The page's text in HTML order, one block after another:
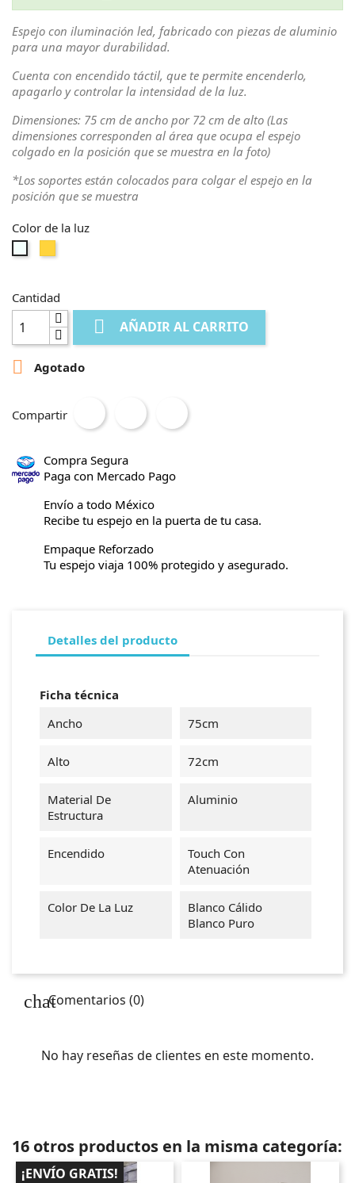
Espejo con iluminación led, fabricado con piezas de aluminio
para una mayor durabilidad.
Cuenta con encendido táctil, que te permite encenderlo,
apagarlo y controlar la intensidad de la luz.
Dimensiones: 75 cm de ancho por 72 cm de alto (Las
dimensiones corresponden al área que ocupa el espejo
colgado en la posición que se muestra en la foto)
*Los soportes están colocados para colgar el espejo en la
posición que se muestra
Color de la luz
Cantidad
 AÑADIR AL CARRITO
 Agotado
Compartir
Compra Segura
Paga con Mercado Pago
Envío a todo México
Recibe tu espejo en la puerta de tu casa.
Empaque Reforzado
Tu espejo viaja 100% protegido y asegurado.
Detalles del producto
Ficha técnica
Ancho
75cm
Alto 72cm
Material De
Estructura
Aluminio
Encendido
Touch Con
Atenuación
Color De La Luz
Blanco Cálido
Blanco Puro
Comentarios (0)
No hay reseñas de clientes en este momento.
16 otros productos en la misma categoría:
¡ENVÍO GRATIS!